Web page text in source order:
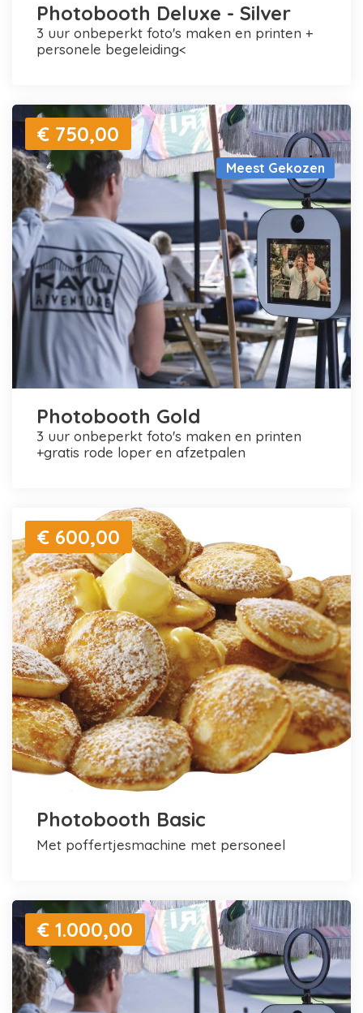
Photobooth Deluxe - Silver
3 uur onbeperkt foto's maken en printen +
personele begeleiding<
Meest Gekozen
€ 750,00
Photobooth Gold
3 uur onbeperkt foto's maken en printen
+gratis rode loper en afzetpalen
€ 600,00
Photobooth Basic
met poffertjesmachine met personeel
€ 1.000,00